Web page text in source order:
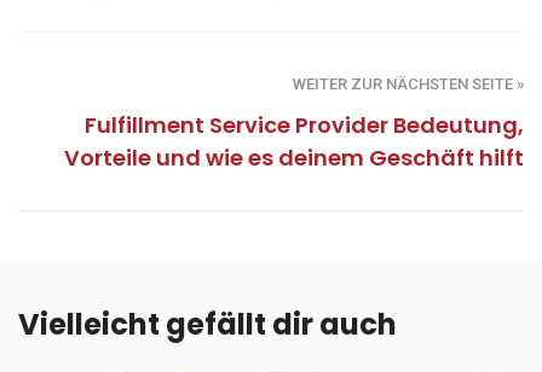
WEITER ZUR NÄCHSTEN SEITE »
Fulfillment Service Provider Bedeutung,
Vorteile und wie es deinem Geschäft hilft
Vielleicht gefällt dir auch